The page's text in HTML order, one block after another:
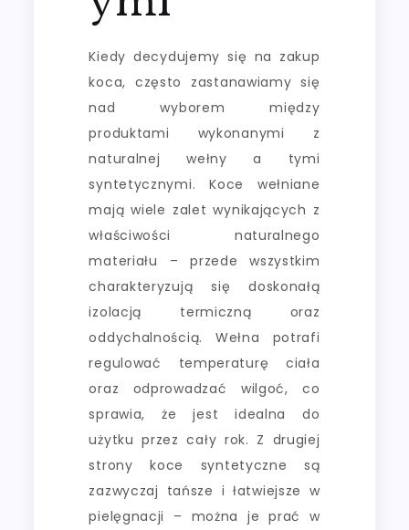
Kiedy decydujemy się na zakup
koca, często zastanawiamy się
nad wyborem między
produktami wykonanymi z
naturalnej wełny a tymi
syntetycznymi. Koce wełniane
mają wiele zalet wynikających z
właściwości naturalnego
materiału – przede wszystkim
charakteryzują się doskonałą
izolacją termiczną oraz
oddychalnością. Wełna potrafi
regulować temperaturę ciała
oraz odprowadzać wilgoć, co
sprawia, że jest idealna do
użytku przez cały rok. Z drugiej
strony koce syntetyczne są
zazwyczaj tańsze i łatwiejsze w
pielęgnacji – można je prać w